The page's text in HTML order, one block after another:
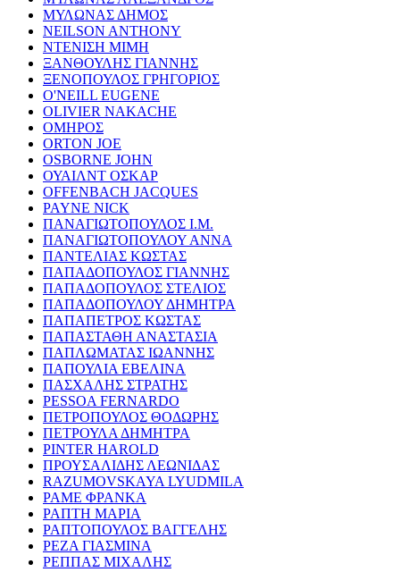
ΜΥΛΩΝΑΣ ΔΗΜΟΣ
NEILSON ANTHONY
ΝΤΕΝΙΣΗ ΜΙΜΗ
ΞΑΝΘΟΥΛΗΣ ΓΙΑΝΝΗΣ
ΞΕΝΟΠΟΥΛΟΣ ΓΡΗΓΟΡΙΟΣ
O'NEILL EUGENE
OLIVIER NAKACHE
ΟΜΗΡΟΣ
ORTON JOE
OSBORNE JOHN
ΟΥΑΙΛΝΤ ΟΣΚΑΡ
OFFENBACH JACQUES
PAYNE NICK
ΠΑΝΑΓΙΩΤΟΠΟΥΛΟΣ Ι.Μ.
ΠΑΝΑΓΙΩΤΟΠΟΥΛΟΥ ΑΝΝΑ
ΠΑΝΤΕΛΙΑΣ ΚΩΣΤΑΣ
ΠΑΠΑΔΟΠΟΥΛΟΣ ΓΙΑΝΝΗΣ
ΠΑΠΑΔΟΠΟΥΛΟΣ ΣΤΕΛΙΟΣ
ΠΑΠΑΔΟΠΟΥΛΟΥ ΔΗΜΗΤΡΑ
ΠΑΠΑΠΕΤΡΟΣ ΚΩΣΤΑΣ
ΠΑΠΑΣΤΑΘΗ ΑΝΑΣΤΑΣΙΑ
ΠΑΠΛΩΜΑΤΑΣ ΙΩΑΝΝΗΣ
ΠΑΠΟΥΛΙΑ ΕΒΕΛΙΝΑ
ΠΑΣΧΑΛΗΣ ΣΤΡΑΤΗΣ
PESSOA FERNARDO
ΠΕΤΡΟΠΟΥΛΟΣ ΘΟΔΩΡΗΣ
ΠΕΤΡΟΥΛΑ ΔΗΜΗΤΡΑ
PINTER HAROLD
ΠΡΟΥΣΑΛΙΔΗΣ ΛΕΩΝΙΔΑΣ
RAZUMOVSKAYA LYUDMILA
ΡΑΜΕ ΦΡΑΝΚΑ
ΡΑΠΤΗ ΜΑΡΙΑ
ΡΑΠΤΟΠΟΥΛΟΣ ΒΑΓΓΕΛΗΣ
ΡΕΖΑ ΓΙΑΣΜΙΝΑ
ΡΕΠΠΑΣ ΜΙΧΑΛΗΣ